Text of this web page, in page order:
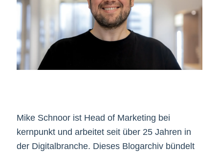
Mike Schnoor ist Head of Marketing bei
kernpunkt und arbeitet seit über 25 Jahren in
der Digitalbranche. Dieses Blogarchiv bündelt